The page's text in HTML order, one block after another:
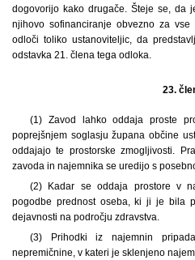
dogovorijo kako drugače. Šteje se, da
njihovo sofinanciranje obvezno za
odloči toliko ustanoviteljic, da
odstavka 21. člena tega odloka.
23.
(1) Zavod lahko oddaja proste
poprejšnjem soglasju župana občine
oddajajo te prostorske zmogljivosti.
zavoda in najemnika se uredijo s
(2) Kadar se oddaja prostore v
pogodbe prednost oseba, ki ji je bila
dejavnosti na področju zdravstva.
(3) Prihodki iz najemnin
nepremičnine, v kateri je sklenjeno